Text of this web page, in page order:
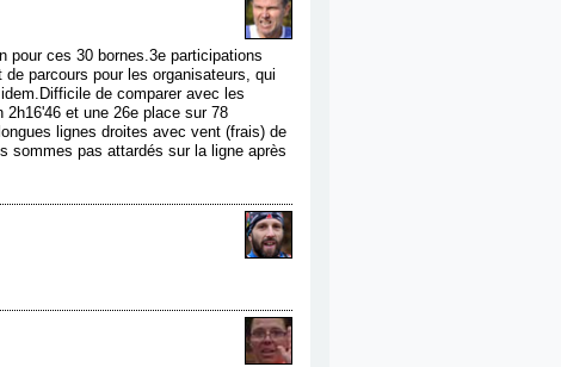
pour ces 30 bornes.3e participations
parcours pour les organisateurs, qui
de comparer avec les
et une 26e place sur 78
lignes droites avec vent (frais) de
sommes pas attardés sur la ligne après